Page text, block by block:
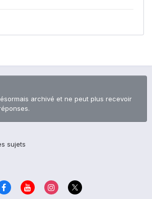
archivé et ne peut plus recevoir
sujets